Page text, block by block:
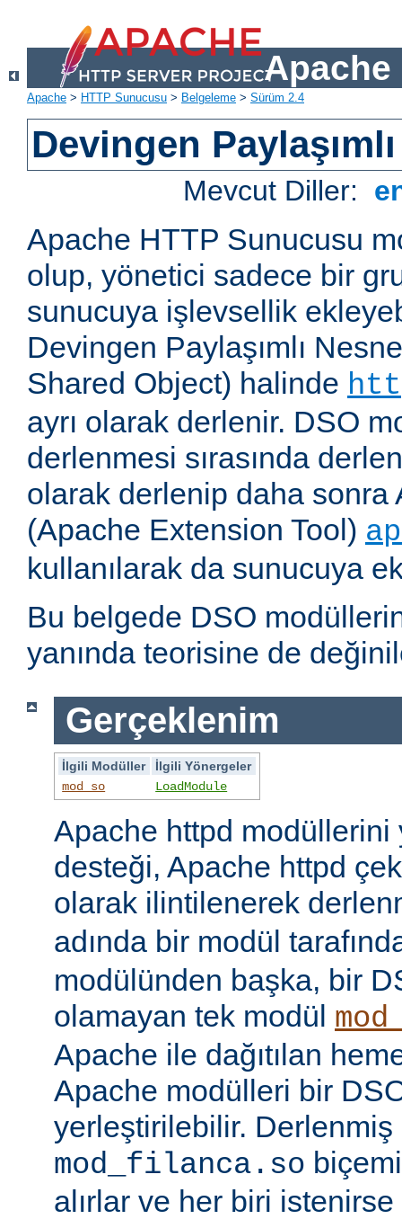
Apache
Apache > HTTP Sunucusu > Belgeleme > Sürüm 2.4
Devingen
Mevcut Diller:
Apache HTTP Sunucusu
olup, yönetici sadece bir
sunucuya işlevsellik
Devingen Paylaşımlı
Shared Object) halinde
ayrı olarak derlenir. DSO
derlenmesi sırasında
olarak derlenip daha sonra
(Apache Extension Tool)
kullanılarak da sunucuya
Bu belgede DSO
yanında teorisine de
Gerçeklenim
İlgili Modüller
İlgili Yönergeler
mod_so
LoadModule
Apache httpd
desteği, Apache httpd
olarak ilintilenerek
adında bir modül
modülünden başka, bir
olamayan tek modül
Apache ile dağıtılan
Apache modülleri bir
yerleştirilebilir.
mod_filanca.so
alırlar ve her biri istenirse